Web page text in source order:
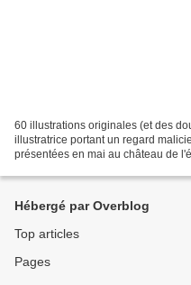
60 illustrations originales (et des
illustratrice portant un regard
présentées en mai au château de
Hébergé par Overblog
Top articles
Pages